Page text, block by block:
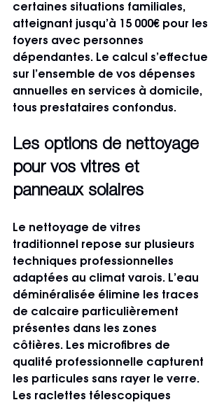
certaines situations familiales,
atteignant jusqu’à 15 000€ pour les
foyers avec personnes
dépendantes. Le calcul s’effectue
sur l’ensemble de vos dépenses
annuelles en services à domicile,
tous prestataires confondus.
Les options de nettoyage
pour vos vitres et
panneaux solaires
Le nettoyage de vitres
traditionnel repose sur plusieurs
techniques professionnelles
adaptées au climat varois. L’eau
déminéralisée élimine les traces
de calcaire particulièrement
présentes dans les zones
côtières. Les microfibres de
qualité professionnelle capturent
les particules sans rayer le verre.
Les raclettes télescopiques